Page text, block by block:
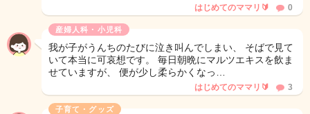
はじめてのママリ🔰 0
産婦人科・小児科
我が子がうんちのたびに泣き叫んでしまい、 そばで見て
いて本当に可哀想です。 毎日朝晩にマルツエキスを飲ま
せていますが、 便が少し柔らかくなっ…
はじめてのママリ🔰 3
子育て・グッズ